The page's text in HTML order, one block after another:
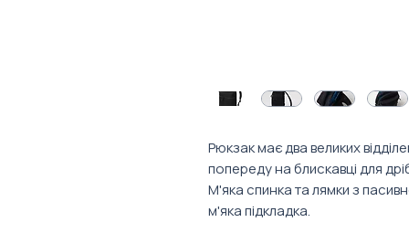
Рюкзак має два великих
попереду на блискавці для
М'яка спинка та лямки з
м'яка підкладка.